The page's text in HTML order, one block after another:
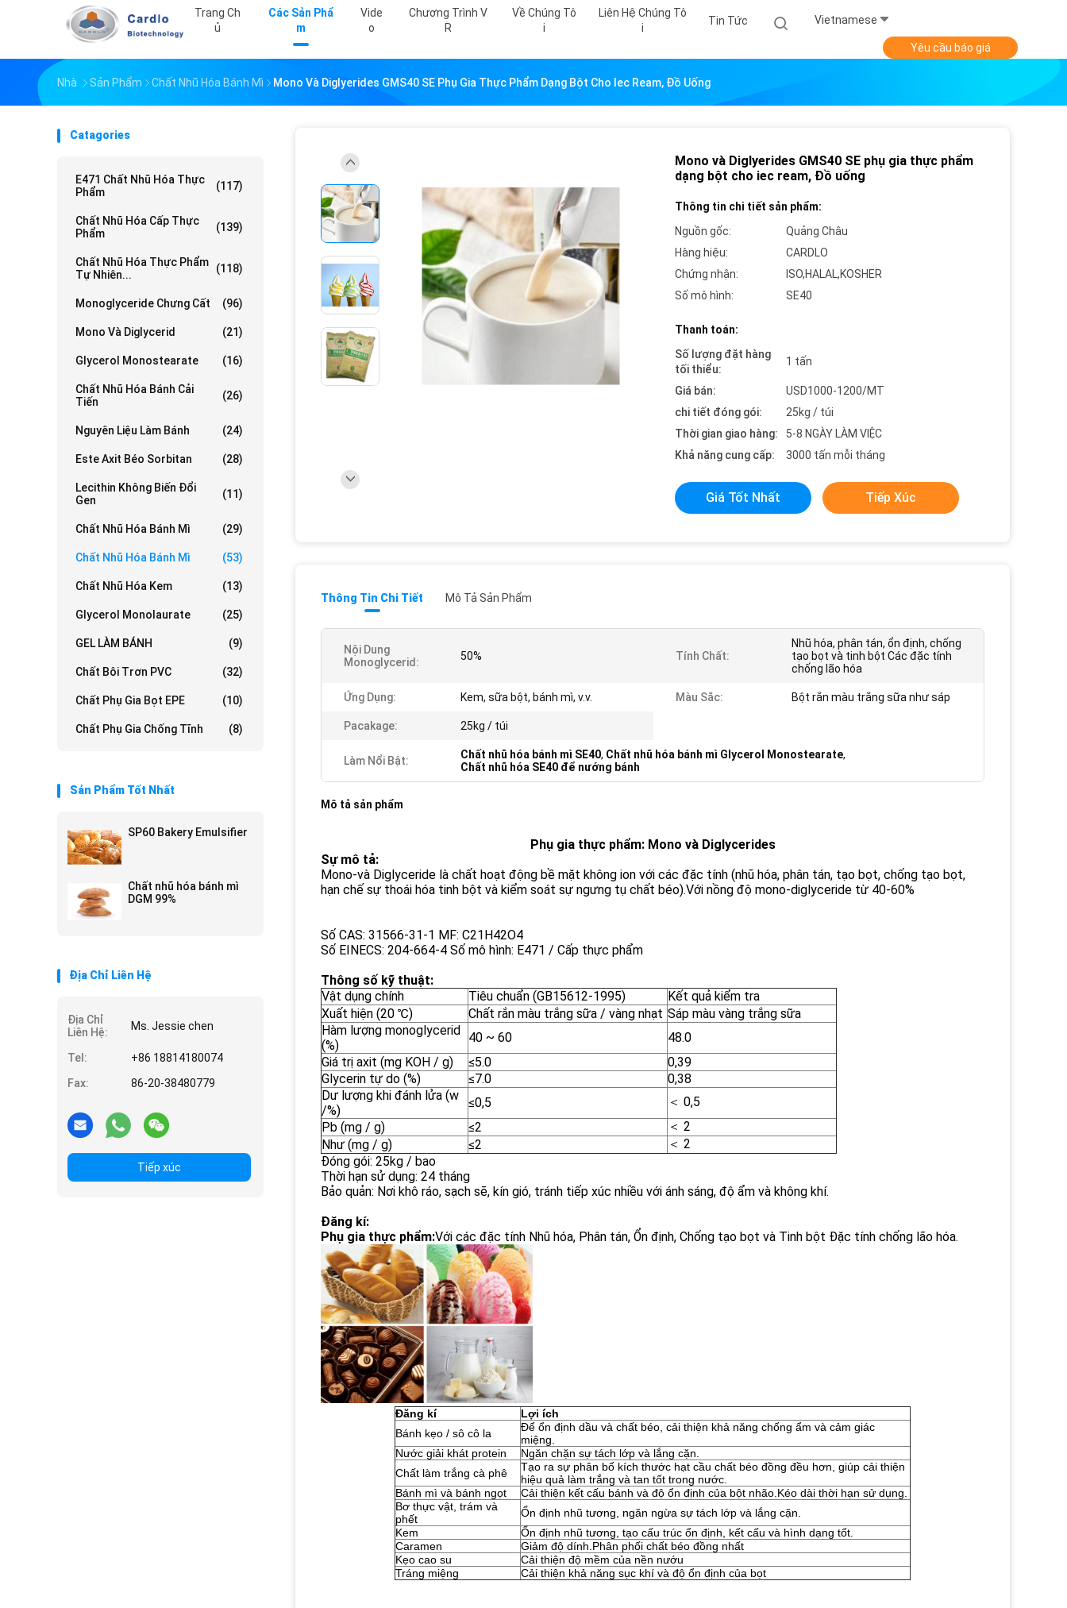
Trang Ch
Ủ
Các Sản Phẩ
M
Vide
O
Chương Trình V
R
Về Chúng Tô
I
Liên Hệ Chúng Tô
I
Tin Tức Vietnamese
Yêu cầu báo giá
Nhà Sản Phẩm Chất Nhũ Hóa Bánh Mì Mono Và Diglyerides GMS40 SE Phụ Gia Thực Phẩm Dạng Bột Cho Iec Ream, Đồ Uống
Catagories
E471 Chất Nhũ Hóa Thực
Phẩm
(117)
Chất Nhũ Hóa Cấp Thực
Phẩm
(139)
Chất Nhũ Hóa Thực Phẩm
Tự Nhiên...
(118)
Monoglyceride Chưng Cất (96)
Mono Và Diglycerid (21)
Glycerol Monostearate (16)
Chất Nhũ Hóa Bánh Cải
Tiến
(26)
Nguyên Liệu Làm Bánh (24)
Este Axit Béo Sorbitan (28)
Lecithin Không Biến Đổi
Gen
(11)
Chất Nhũ Hóa Bánh Mì (29)
Chất Nhũ Hóa Bánh Mì (53)
Chất Nhũ Hóa Kem (13)
Glycerol Monolaurate (25)
GEL LÀM BÁNH (9)
Chất Bôi Trơn PVC (32)
Chất Phụ Gia Bọt EPE (10)
Chất Phụ Gia Chống Tĩnh (8)
Sản Phẩm Tốt Nhất
SP60 Bakery Emulsifier
Chất nhũ hóa bánh mì
DGM 99%
Địa Chỉ Liên Hệ
Địa Chỉ
Liên Hệ:
Ms. Jessie chen
Tel:
+86 18814180074
Fax:
86-20-38480779
Tiếp xúc
Mono và Diglyerides GMS40 SE phụ gia thực phẩm
dạng bột cho iec ream, Đồ uống
Thông tin chi tiết sản phẩm:
Nguồn gốc:
Quảng Châu
Hàng hiệu:
CARDLO
Chứng nhận:
ISO,HALAL,KOSHER
Số mô hình:
SE40
Thanh toán:
Số lượng đặt hàng
tối thiểu:
1 tấn
Giá bán:
USD1000-1200/MT
chi tiết đóng gói:
25kg / túi
Thời gian giao hàng:
5-8 NGÀY LÀM VIỆC
Khả năng cung cấp:
3000 tấn mỗi tháng
Giá Tốt Nhất Tiếp Xúc
Thông Tin Chi Tiết Mô Tả Sản Phẩm
Nội Dung
Monoglycerid:
50% Tính Chất:
Nhũ hóa, phân tán, ổn định, chống
tạo bọt và tinh bột Các đặc tính
chống lão hóa
Ứng Dụng: Kem, sữa bột, bánh mì, v.v. Màu Sắc: Bột rắn màu trắng sữa như sáp
Pacakage: 25kg / túi
Làm Nổi Bật: Chất nhũ hóa bánh mì SE40, Chất nhũ hóa bánh mì Glycerol Monostearate,
Chất nhũ hóa SE40 để nướng bánh
Mô tả sản phẩm
Phụ gia thực phẩm: Mono và Diglycerides
Sự mô tả:
Mono-và Diglyceride là chất hoạt động bề mặt không ion với các đặc tính (nhũ hóa, phân tán, tạo bọt, chống tạo bọt,
hạn chế sự thoái hóa tinh bột và kiểm soát sự ngưng tụ chất béo).Với nồng độ mono-diglyceride từ 40-60%
Số CAS: 31566-31-1 MF: C21H42O4
Số EINECS: 204-664-4 Số mô hình: E471 / Cấp thực phẩm
Thông số kỹ thuật:
Vật dụng chính
Tiêu chuẩn (GB15612-1995)
Kết quả kiểm tra
Xuất hiện (20 ℃)
Chất rắn màu trắng sữa / vàng nhạt Sáp màu vàng trắng sữa
Hàm lượng monoglycerid
(%)
40 ~ 60
48.0
Giá trị axit (mg KOH / g)
≤5.0
0,39
Glycerin tự do (%)
≤7.0
0,38
Dư lượng khi đánh lửa (w
/%)
≤0,5
＜ 0,5
Pb (mg / g)
≤2
＜ 2
Như (mg / g)
≤2
＜ 2
Đóng gói: 25kg / bao
Thời hạn sử dụng: 24 tháng
Bảo quản: Nơi khô ráo, sạch sẽ, kín gió, tránh tiếp xúc nhiều với ánh sáng, độ ẩm và không khí.
Đăng kí:
Phụ gia thực phẩm:Với các đặc tính Nhũ hóa, Phân tán, Ổn định, Chống tạo bọt và Tinh bột Đặc tính chống lão hóa.
Đăng kí
Lợi ích
Bánh kẹo / sô cô la
Để ổn định dầu và chất béo, cải thiện khả năng chống ẩm và cảm giác
miệng.
Nước giải khát protein
Ngăn chặn sự tách lớp và lắng cặn.
Chất làm trắng cà phê
Tạo ra sự phân bố kích thước hạt cầu chất béo đồng đều hơn, giúp cải thiện
hiệu quả làm trắng và tan tốt trong nước.
Bánh mì và bánh ngọt
Cải thiện kết cấu bánh và độ ổn định của bột nhão.Kéo dài thời hạn sử dụng.
Bơ thực vật, trám và
phết
Ổn định nhũ tương, ngăn ngừa sự tách lớp và lắng cặn.
Kem
Ổn định nhũ tương, tạo cấu trúc ổn định, kết cấu và hình dạng tốt.
Caramen
Giảm độ dính.Phân phối chất béo đồng nhất
Kẹo cao su
Cải thiện độ mềm của nền nướu
Tráng miệng
Cải thiện khả năng sục khí và độ ổn định của bọt